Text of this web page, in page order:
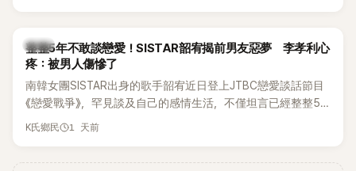
韓星
整整5年不敢談戀愛！SISTAR韶宥揭前男友惡夢 李孝利心
疼：被男人傷慘了
南韓女團SISTAR出身的歌手韶宥近日登上JTBC戀愛談話節目
《戀愛戰爭》，罕見談及自己的感情生活，不僅坦言已經整整5
年沒有談戀愛，更首度透露空窗至今的原因，全與上一段戀情
K氏鄉民 1 天前